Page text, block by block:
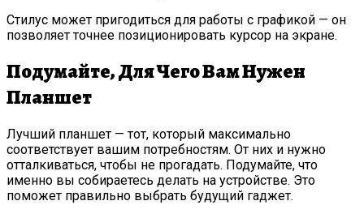
Стилус может пригодиться для работы с графикой — он
позволяет точнее позиционировать курсор на экране.
Подумайте, Для Чего Вам Нужен
Планшет
Лучший планшет — тот, который максимально
соответствует вашим потребностям. От них и нужно
отталкиваться, чтобы не прогадать. Подумайте, что
именно вы собираетесь делать на устройстве. Это
поможет правильно выбрать будущий гаджет.